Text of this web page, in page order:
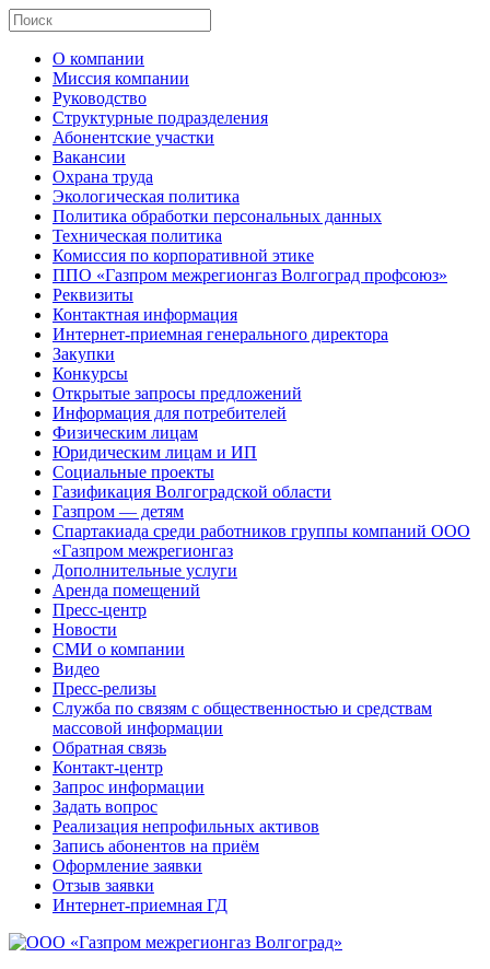
О компании
Миссия компании
Руководство
Структурные подразделения
Абонентские участки
Вакансии
Охрана труда
Экологическая политика
Политика обработки персональных данных
Техническая политика
Комиссия по корпоративной этике
ППО «Газпром межрегионгаз Волгоград профсоюз»
Реквизиты
Контактная информация
Интернет-приемная генерального директора
Закупки
Конкурсы
Открытые запросы предложений
Информация для потребителей
Физическим лицам
Юридическим лицам и ИП
Социальные проекты
Газификация Волгоградской области
Газпром — детям
Спартакиада среди работников группы компаний ООО
«Газпром межрегионгаз
Дополнительные услуги
Аренда помещений
Пресс-центр
Новости
СМИ о компании
Видео
Пресс-релизы
Служба по связям с общественностью и средствам
массовой информации
Обратная связь
Контакт-центр
Запрос информации
Задать вопрос
Реализация непрофильных активов
Запись абонентов на приём
Оформление заявки
Отзыв заявки
Интернет-приемная ГД